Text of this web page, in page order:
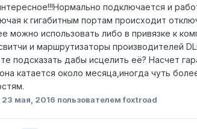
подключается и
к гигабитным портам происходит
можно использовать либо в привязке к
и маршрутизаторы производителей
подсказать дабы исцелить её? Насчет
катается около месяца,иногда чуть
23 мая, 2016 пользователем foxtroad